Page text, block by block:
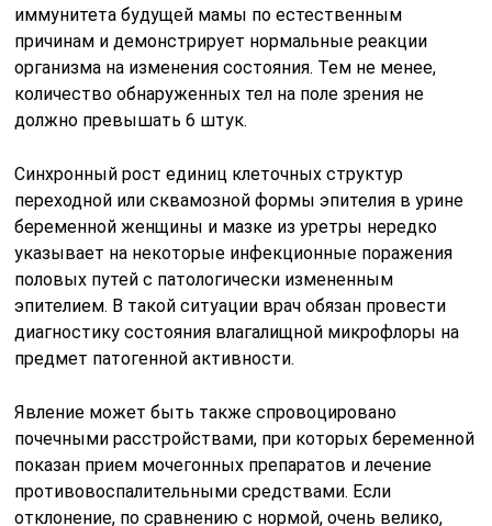
иммунитета будущей мамы по естественным
причинам и демонстрирует нормальные реакции
организма на изменения состояния. Тем не менее,
количество обнаруженных тел на поле зрения не
должно превышать 6 штук.
Синхронный рост единиц клеточных структур
переходной или сквамозной формы эпителия в урине
беременной женщины и мазке из уретры нередко
указывает на некоторые инфекционные поражения
половых путей с патологически измененным
эпителием. В такой ситуации врач обязан провести
диагностику состояния влагалищной микрофлоры на
предмет патогенной активности.
Явление может быть также спровоцировано
почечными расстройствами, при которых беременной
показан прием мочегонных препаратов и лечение
противовоспалительными средствами. Если
отклонение, по сравнению с нормой, очень велико,